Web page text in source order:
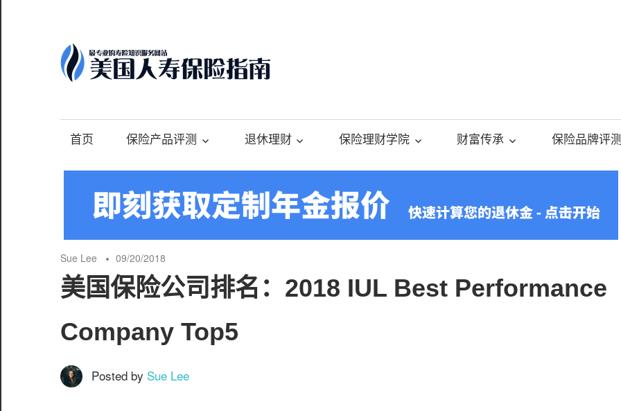
content
国
人
寿
保
专
业
的
险
理
财
务
区
首页 保险产品评测 退休理财 保险理财学院 财富传承 保险品牌评测
Sue Lee 09/20/2018
美国保险公司排名：2018 IUL Best Performance
Company Top5
Posted by Sue Lee